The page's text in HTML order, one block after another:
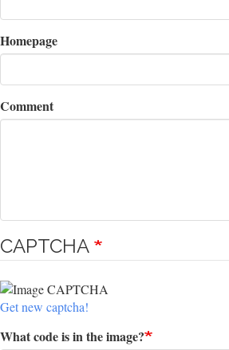
Homepage
Comment
CAPTCHA
Get new captcha!
What code is in the image?